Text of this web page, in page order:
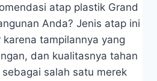
atap plastik Grand
Anda? Jenis atap ini
tampilannya yang
dan kualitasnya tahan
salah satu merek